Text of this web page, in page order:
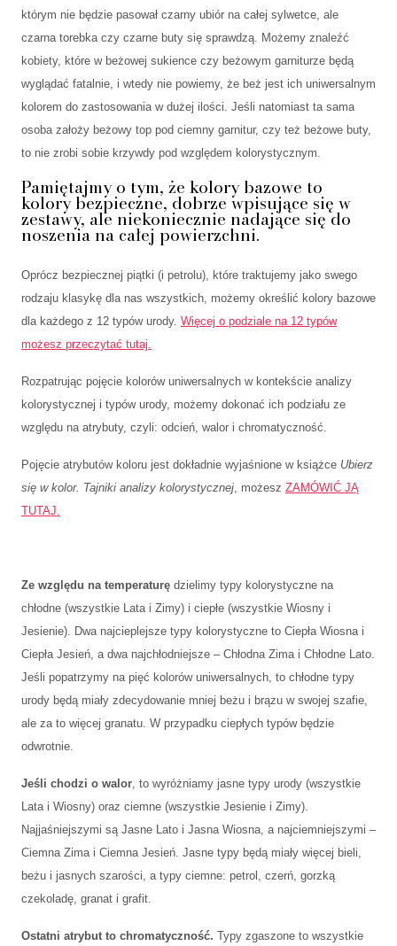
którym nie będzie pasował czarny ubiór na całej sylwetce, ale
czarna torebka czy czarne buty się sprawdzą. Możemy znaleźć
kobiety, które w beżowej sukience czy beżowym garniturze będą
wyglądać fatalnie, i wtedy nie powiemy, że beż jest ich uniwersalnym
kolorem do zastosowania w dużej ilości. Jeśli natomiast ta sama
osoba założy beżowy top pod ciemny garnitur, czy też beżowe buty,
to nie zrobi sobie krzywdy pod względem kolorystycznym.
Pamiętajmy o tym, że kolory bazowe to
kolory bezpieczne, dobrze wpisujące się w
zestawy, ale niekoniecznie nadające się do
noszenia na całej powierzchni.
Oprócz bezpiecznej piątki (i petrolu), które traktujemy jako swego
rodzaju klasykę dla nas wszystkich, możemy określić kolory bazowe
dla każdego z 12 typów urody. Więcej o podziale na 12 typów
możesz przeczytać tutaj.
Rozpatrując pojęcie kolorów uniwersalnych w kontekście analizy
kolorystycznej i typów urody, możemy dokonać ich podziału ze
względu na atrybuty, czyli: odcień, walor i chromatyczność.
Pojęcie atrybutów koloru jest dokładnie wyjaśnione w książce Ubierz
się w kolor. Tajniki analizy kolorystycznej, możesz ZAMÓWIĆ JĄ
TUTAJ.
Ze względu na temperaturę dzielimy typy kolorystyczne na
chłodne (wszystkie Lata i Zimy) i ciepłe (wszystkie Wiosny i
Jesienie). Dwa najcieplejsze typy kolorystyczne to Ciepła Wiosna i
Ciepła Jesień, a dwa najchłodniejsze – Chłodna Zima i Chłodne Lato.
Jeśli popatrzymy na pięć kolorów uniwersalnych, to chłodne typy
urody będą miały zdecydowanie mniej beżu i brązu w swojej szafie,
ale za to więcej granatu. W przypadku ciepłych typów będzie
odwrotnie.
Jeśli chodzi o walor, to wyróżniamy jasne typy urody (wszystkie
Lata i Wiosny) oraz ciemne (wszystkie Jesienie i Zimy).
Najjaśniejszymi są Jasne Lato i Jasna Wiosna, a najciemniejszymi –
Ciemna Zima i Ciemna Jesień. Jasne typy będą miały więcej bieli,
beżu i jasnych szarości, a typy ciemne: petrol, czerń, gorzką
czekoladę, granat i grafit.
Ostatni atrybut to chromatyczność. Typy zgaszone to wszystkie